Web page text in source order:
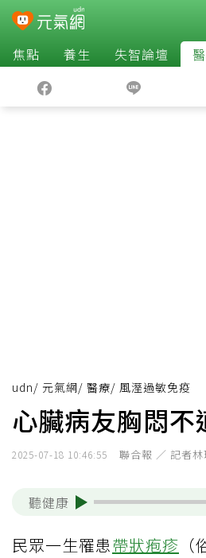
焦點 養生 失智論壇
udn/ 元氣網/ 醫療/ 風溼過敏免疫
心臟病友胸悶不
2025-07-18 10:46:55 聯合報 ／ 記者
聽健康
民眾一生罹患帶狀疱疹